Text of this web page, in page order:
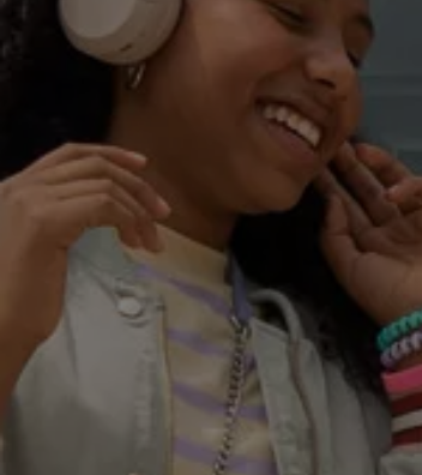
VW Connect per ID. Buzz
VW Connect per Amarok
VW Connect per Transporter e Caravelle
Sistemi di assistenza alla guida
Aggiornamenti software
Aggiornamenti software per ID. Buzz
Car-Net e App-connect
California App
Service
Promozioni
Manutenzione e Servizi
Piani di Manutenzione
Ricambi, Oli Motore e Fluidi
Ruote e Pneumatici
Servizio Officina Mobile
Finanziamento Save&Care
Manuale uso e Manutenzione
Servizio Mobilità
Informazioni utili